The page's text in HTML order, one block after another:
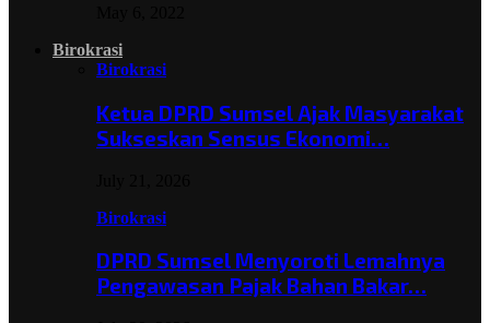
Birokrasi
Birokrasi
Ketua DPRD Sumsel Ajak Masyarakat
Sukseskan Sensus Ekonomi…
Birokrasi
DPRD Sumsel Menyoroti Lemahnya
Pengawasan Pajak Bahan Bakar…